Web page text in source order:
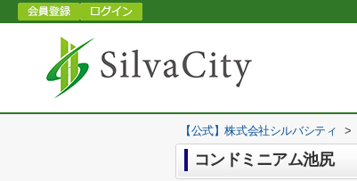
【公式】株式会社シルバシティ >
コンドミニアム池尻